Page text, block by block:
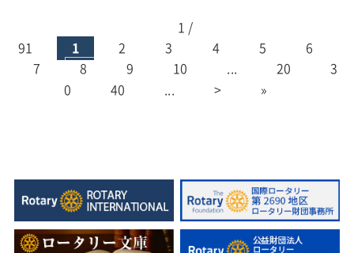
1 /
91
1 2 3 4 5
6
7
8 9 10 ... 20
3
0
40 > »